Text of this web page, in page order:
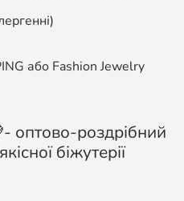
або Fashion Jewelry
оптово-роздрібний
біжутерії